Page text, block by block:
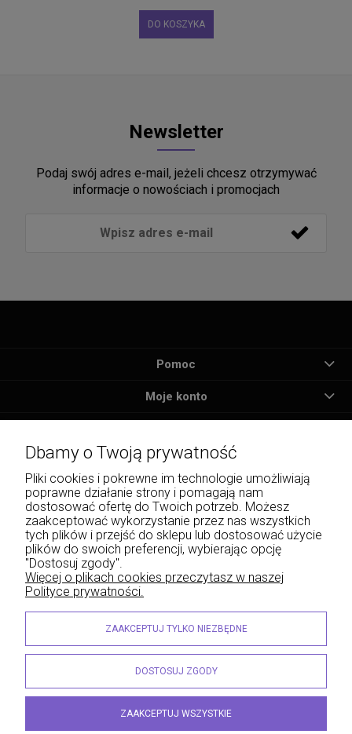
DO KOSZYKA
Newsletter
Podaj swój adres e-mail, jeżeli chcesz otrzymywać
informacje o nowościach i promocjach
Pomoc
Moje konto
Informacje
O nas
Wojciech Naja - Księgarnia Sądowa, Krakowskie Przedmieście 43, 20-076 Lublin | e-
mail: info@lexliber.pl | tel.: +48 513 959 100
Styl graficzny ShopGadget.eu
Sklep internetowy Shoper.pl
Dbamy o Twoją prywatność
Pliki cookies i pokrewne im technologie umożliwiają
poprawne działanie strony i pomagają nam
dostosować ofertę do Twoich potrzeb. Możesz
zaakceptować wykorzystanie przez nas wszystkich
tych plików i przejść do sklepu lub dostosować użycie
plików do swoich preferencji, wybierając opcję
"Dostosuj zgody".
Więcej o plikach cookies przeczytasz w naszej
Polityce prywatności.
ZAAKCEPTUJ TYLKO NIEZBĘDNE
DOSTOSUJ ZGODY
ZAAKCEPTUJ WSZYSTKIE